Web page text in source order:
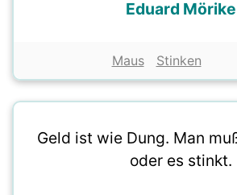
Eduard Mörike
Maus Stinken
Geld ist wie Dung. Man
oder es stinkt.